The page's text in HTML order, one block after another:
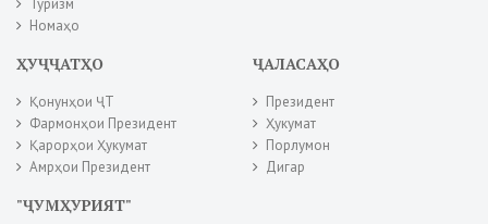
Номаҳо
ҲУҶҶАТҲО
Қонунҳои ҶТ
Фармонҳои Президент
Қарорҳои Ҳукумат
Амрҳои Президент
ҶАЛАСАҲО
Президент
Ҳукумат
Порлумон
Дигар
"ҶУМҲУРИЯТ"